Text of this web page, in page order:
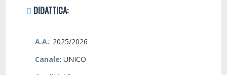
DIDATTICA:
A.A.: 2025/2026
Canale: UNICO